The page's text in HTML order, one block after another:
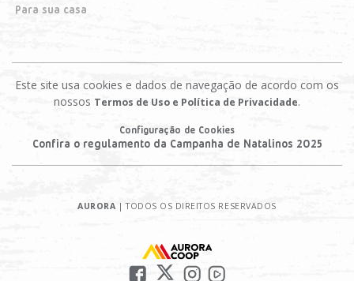
Para sua casa
Este site usa cookies e dados de navegação de acordo com os
nossos Termos de Uso e Política de Privacidade.
Configuração de Cookies
Confira o regulamento da Campanha de Natalinos 2025
AURORA | TODOS OS DIREITOS RESERVADOS